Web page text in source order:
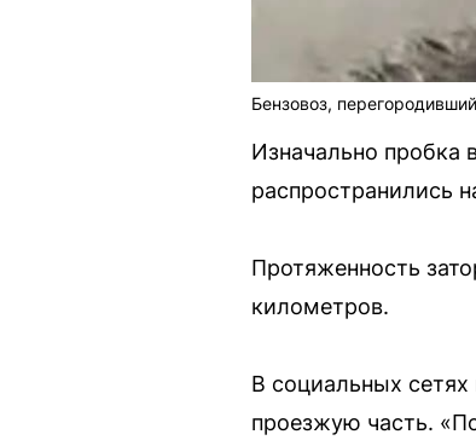
Бензовоз,
Изначально пробка
распространились
Протяженность
километров.
В социальных сетях
проезжую часть.